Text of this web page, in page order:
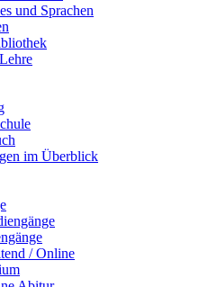
und Sprachen
im Überblick
/ Online